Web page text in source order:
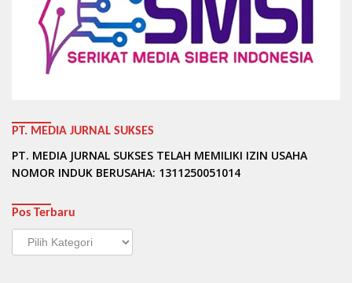
PT. MEDIA JURNAL SUKSES
PT. MEDIA JURNAL SUKSES TELAH MEMILIKI IZIN USAHA
NOMOR INDUK BERUSAHA: 1311250051014
Pos Terbaru
Pos
Terbaru